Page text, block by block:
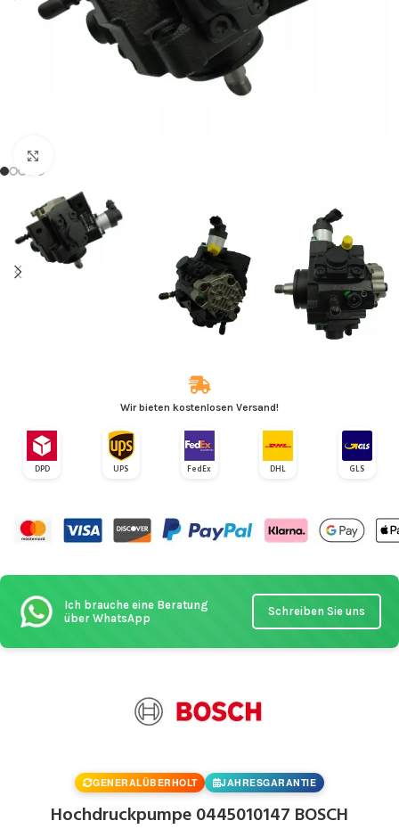
Wir bieten kostenlosen Versand!
DPD UPS FedEx DHL GLS
Ich brauche eine Beratung
über WhatsApp
Schreiben Sie uns
GENERALÜBERHOLT JAHRESGARANTIE
Hochdruckpumpe 0445010147 BOSCH